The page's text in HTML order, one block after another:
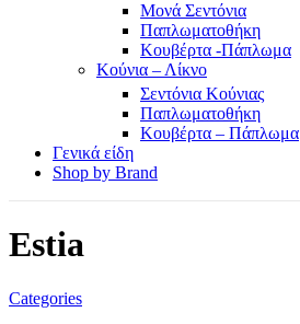
Μονά Σεντόνια
Παπλωματοθήκη
Κουβέρτα -Πάπλωμα
Κούνια – Λίκνο
Σεντόνια Κούνιας
Παπλωματοθήκη
Κουβέρτα – Πάπλωμα
Γενικά είδη
Shop by Brand
Estia
Categories